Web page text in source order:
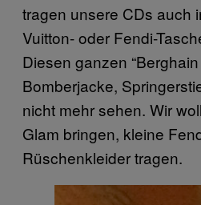
tragen unsere CDs auch
Vuitton- oder Fendi-
Diesen ganzen
Bomberjacke,
nicht mehr sehen. Wir
Glam bringen, kleine
Rüschenkleider tragen.